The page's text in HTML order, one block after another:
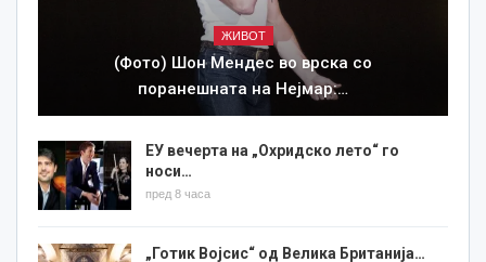
ЖИВОТ
(Фото) Шон Мендес во врска со
поранешната на Нејмар:…
ЕУ вечерта на „Охридско лето“ го
носи…
пред 8 часа
„Готик Војсис“ од Велика Британија…